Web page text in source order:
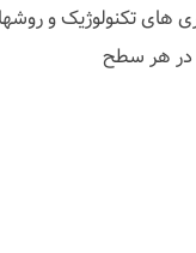
های تکنولوژیک و
در هر سطح